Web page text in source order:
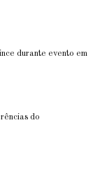
durante evento em
do